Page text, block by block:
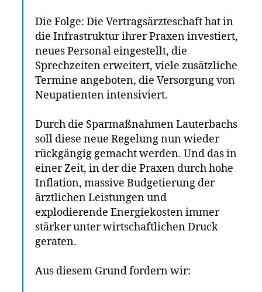
Die Folge: Die Vertragsärzteschaft hat in
die Infrastruktur ihrer Praxen investiert,
neues Personal eingestellt, die
Sprechzeiten erweitert, viele zusätzliche
Termine angeboten, die Versorgung von
Neupatienten intensiviert.
Durch die Sparmaßnahmen Lauterbachs
soll diese neue Regelung nun wieder
rückgängig gemacht werden. Und das in
einer Zeit, in der die Praxen durch hohe
Inflation, massive Budgetierung der
ärztlichen Leistungen und
explodierende Energiekosten immer
stärker unter wirtschaftlichen Druck
geraten.
Aus diesem Grund fordern wir: